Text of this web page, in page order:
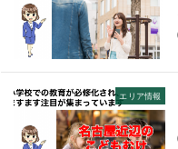
エリア情報